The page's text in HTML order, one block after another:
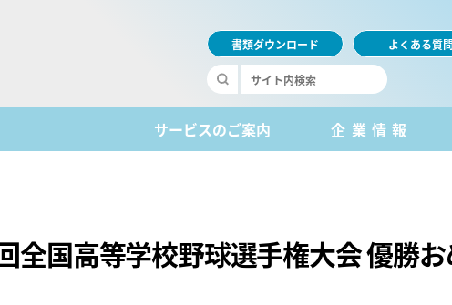
書類ダウンロード よくある質問
サービスのご案内 企業情報
全国高等学校野球選手権大会 優勝